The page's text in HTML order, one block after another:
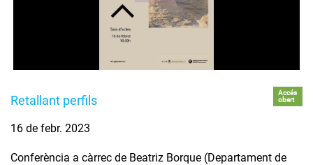
Retallant perfils
Accés
obert
16 de febr. 2023
Conferència a càrrec de Beatriz Borque (Departament de